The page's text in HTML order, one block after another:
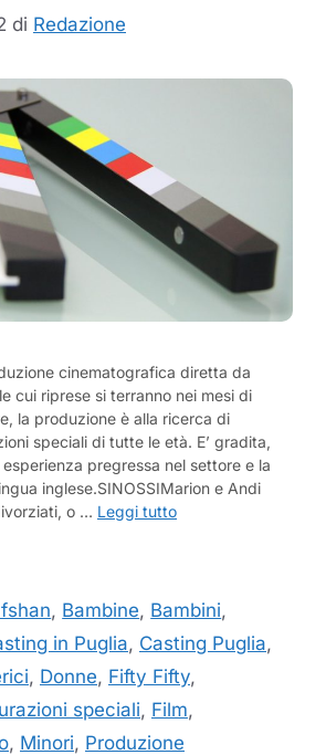
di Redazione
cinematografica diretta da
cui riprese si terranno nei mesi di
la produzione è alla ricerca di
speciali di tutte le età. E’ gradita,
pregressa nel settore e la
inglese.SINOSSIMarion e Andi
o … Leggi tutto
, Bambine, Bambini,
in Puglia, Casting Puglia,
, Donne, Fifty Fifty,
speciali, Film,
, Minori, Produzione